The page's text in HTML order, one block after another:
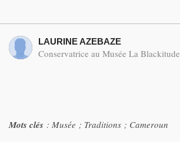
LAURINE AZEBAZE
Conservatrice au Musée La
Mots clés : Musée ; Traditions ; Cameroun